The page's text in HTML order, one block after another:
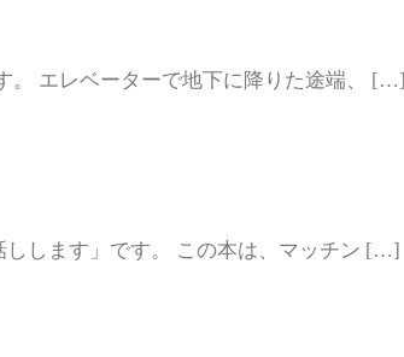
。 エレベーターで地下に降りた途端、 […]
しします」です。 この本は、マッチン […]